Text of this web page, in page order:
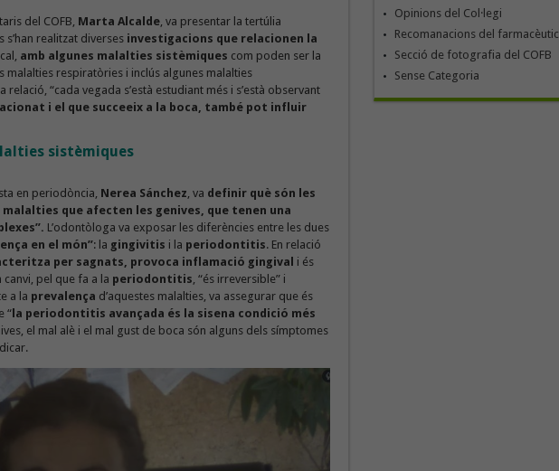
del COFB, Marta Alcalde, va presentar la tertúlia
s’han realitzat diverses investigacions que relacionen la
amb algunes malalties sistèmiques com poden ser la
respiratòries i inclús algunes malalties
“cada vegada s’està estudiant més i s’està observant
i el que succeeix a la boca, també pot influir
sistèmiques
en periodòncia, Nerea Sánchez , va definir què són les
que afecten les genives, que tenen una
L’odontòloga va exposar les diferències entre les dues
en el món”: la gingivitis i la periodontitis. En relació
per sagnats, provoca inflamació gingival i és
canvi, pel que fa a la periodontitis , “és irreversible” i
a la prevalença d’aquestes malalties, va assegurar que és
“la periodontitis avançada és la sisena condició més
el mal alè i el mal gust de boca són alguns dels símptomes
Opinions del Col·legi
Recomanacions del farmacèutic
Secció de fotografia del COFB
Sense Categoria